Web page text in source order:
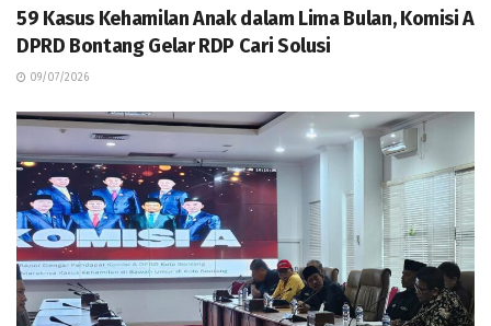
59 Kasus Kehamilan Anak dalam Lima Bulan, Komisi A
DPRD Bontang Gelar RDP Cari Solusi
09/07/2026